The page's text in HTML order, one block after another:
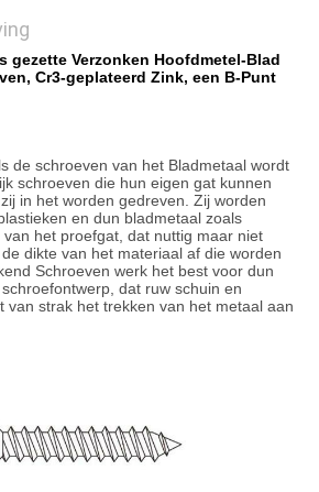
gezette Verzonken Hoofdmetel-Blad
Cr3-geplateerd Zink, een B-Punt
de schroeven van het Bladmetaal wordt
schroeven die hun eigen gat kunnen
in het worden gedreven. Zij worden
en dun bladmetaal zoals
het proefgat, dat nuttig maar niet
dikte van het materiaal af die worden
Schroeven werk het best voor dun
dat ruw schuin en
van strak het trekken van het metaal aan